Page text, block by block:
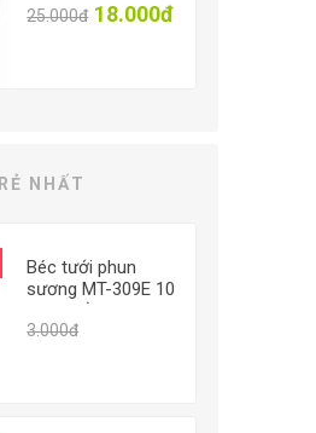
clay pebbles LECA
25.000đ 18.000đ
RẺ NHẤT
Béc tưới phun
sương MT-309E 10
lit / h, Đầu phun
sương tưới cây
3.000đ